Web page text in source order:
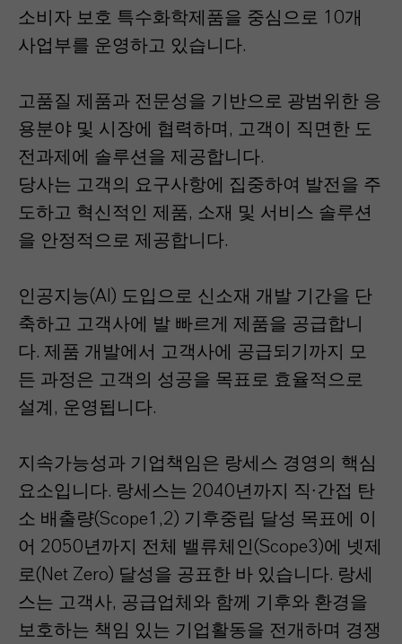
소비자 보호 특수화학제품을 중심으로 10개
사업부를 운영하고 있습니다.
고품질 제품과 전문성을 기반으로 광범위한 응
용분야 및 시장에 협력하며, 고객이 직면한 도
전과제에 솔루션을 제공합니다.
당사는 고객의 요구사항에 집중하여 발전을 주
도하고 혁신적인 제품, 소재 및 서비스 솔루션
을 안정적으로 제공합니다.
인공지능(AI) 도입으로 신소재 개발 기간을 단
축하고 고객사에 발 빠르게 제품을 공급합니
다. 제품 개발에서 고객사에 공급되기까지 모
든 과정은 고객의 성공을 목표로 효율적으로
설계, 운영됩니다.
지속가능성과 기업책임은 랑세스 경영의 핵심
요소입니다. 랑세스는 2040년까지 직∙간접 탄
소 배출량(Scope1,2) 기후중립 달성 목표에 이
어 2050년까지 전체 밸류체인(Scope3)에 넷제
로(Net Zero) 달성을 공표한 바 있습니다. 랑세
스는 고객사, 공급업체와 함께 기후와 환경을
보호하는 책임 있는 기업활동을 전개하며 경쟁